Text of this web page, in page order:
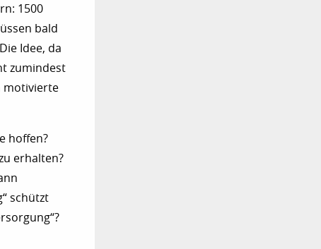
1500
bald
Idee, da
zumindest
motivierte
hoffen?
erhalten?
schützt